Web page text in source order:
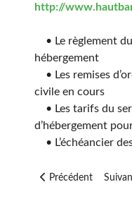
http://
• Le règlement
hébergement
• Les remises
civile en cours
• Les tarifs du
d’hébergement
• L’échéancier
Article précédent :
Précédent